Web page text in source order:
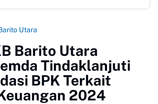
Utara
Barito Utara
Tindaklanjuti
BPK Terkait
2024